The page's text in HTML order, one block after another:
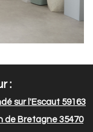
:
sur l'Escaut 59163
de Bretagne 35470